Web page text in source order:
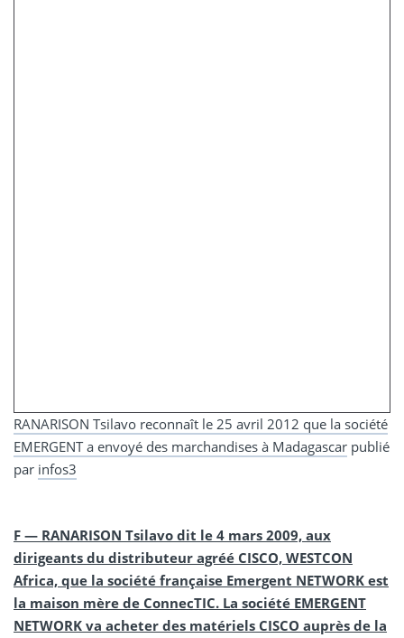
RANARISON Tsilavo reconnaît le 25 avril 2012 que la société
EMERGENT a envoyé des marchandises à Madagascar publié
par infos3
F — RANARISON Tsilavo dit le 4 mars 2009, aux
dirigeants du distributeur agréé CISCO, WESTCON
Africa, que la société française Emergent NETWORK est
la maison mère de ConnecTIC. La société EMERGENT
NETWORK va acheter des matériels CISCO auprès de la